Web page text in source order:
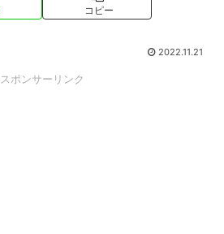
コピー
2022.11.21
スポンサーリンク